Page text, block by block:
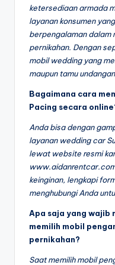
ketersediaan armada
layanan konsumen
berpengalaman dalam
pernikahan. Dengan
mobil wedding yang
maupun tamu
Bagaimana cara
Pacing secara
Anda bisa dengan
layanan wedding car
lewat website resmi
keinginan, lengkapi
menghubungi Anda
Apa saja yang
memilih mobil
pernikahan?
Saat memilih mobil